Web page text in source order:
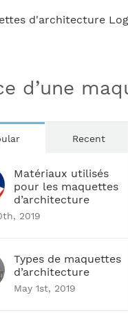
d’une
Recent
Matériaux utilisés
pour les maquettes
d’architecture
2019
Types de maquettes
d’architecture
May 1st, 2019